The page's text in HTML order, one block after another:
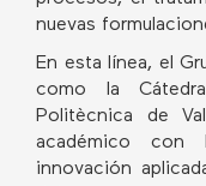
nuevas
En esta línea, el
como la
Politècnica de
académico con
innovación